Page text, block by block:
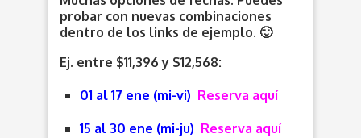
probar con nuevas combinaciones
dentro de los links de ejemplo. 🙂
Ej. entre $11,396 y $12,568:
01 al 17 ene (mi-vi) Reserva aquí
15 al 30 ene (mi-ju) Reserva aquí